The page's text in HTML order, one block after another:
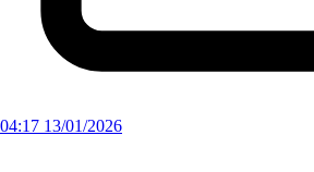
04:17 13/01/2026